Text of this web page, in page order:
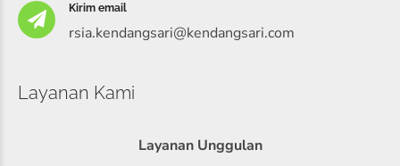
Kirim email
rsia.kendangsari@kendangsari.com
Layanan Kami
Layanan Unggulan